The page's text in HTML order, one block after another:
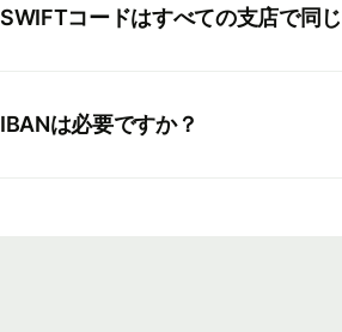
SWIFTコードはすべての支店で同
IBANは必要ですか？